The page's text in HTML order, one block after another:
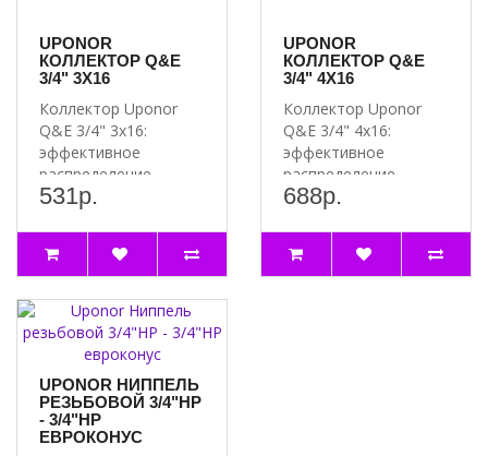
ГДЕ КУПИТЬ КОЛЛЕКТОР UPONOR Q&E 3/4" 2Х16?
Коллектор Uponor Q&E 3/4" 2х16 доступен для покупки на нашем
маркетплейсе. Мы предлагаем выгодные цены и быструю доставку.
Не упустите возможность приобрести качественный коллектор по
выгодной цене!
Артикул 1023027
UPONOR
КОЛЛЕКТОР Q&E
3/4" 3Х16
Коллектор Uponor
Q&E 3/4" 3х16:
эффективное
распределение
потоков в системах
531р.
UPONOR
КОЛЛЕКТОР Q&E
3/4" 4Х16
Коллектор Uponor
Q&E 3/4" 4х16:
эффективное
распределение
потоков в системах
688р.
UPONOR НИППЕЛЬ
РЕЗЬБОВОЙ 3/4"НР
- 3/4"НР
ЕВРОКОНУС